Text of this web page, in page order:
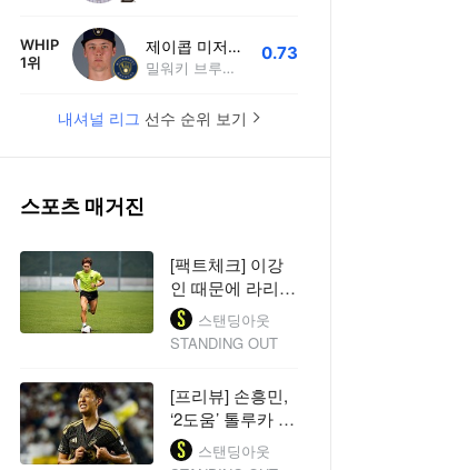
WHIP
1위
제이콥 미저라우스키
밀워키 브루어스
0.73
내셔널 리그 선수 순위 보기
스포츠 매거진
[팩트체크] 이강
인 때문에 라리가
시간 바꾼다?…
아틀레티코가 노
스탠딩아웃
STANDING OUT
[프리뷰] 손흥민,
‘2도움’ 톨루카 재
회…리그스컵 첫
골 노린다
스탠딩아웃